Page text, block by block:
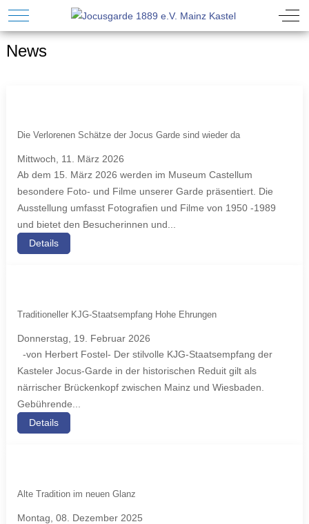
Mobile Menu Toggle Off-
News
Die Verlorenen Schätze der Jocus Garde sind wieder da
Mittwoch, 11. März 2026
Ab dem 15. März 2026 werden im Museum Castellum
besondere Foto- und Filme unserer Garde präsentiert. Die
Ausstellung umfasst Fotografien und Filme von 1950 -1989
und bietet den Besucherinnen und...
Details
Traditioneller KJG-Staatsempfang Hohe Ehrungen
Donnerstag, 19. Februar 2026
-von Herbert Fostel- Der stilvolle KJG-Staatsempfang der
Kasteler Jocus-Garde in der historischen Reduit gilt als
närrischer Brückenkopf zwischen Mainz und Wiesbaden.
Gebührende...
Details
Alte Tradition im neuen Glanz
Montag, 08. Dezember 2025